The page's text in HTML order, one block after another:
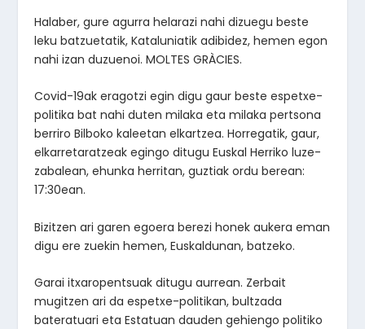
Halaber, gure agurra helarazi nahi dizuegu beste
leku batzuetatik, Kataluniatik adibidez, hemen egon
nahi izan duzuenoi. MOLTES GRÀCIES.
Covid-19ak eragotzi egin digu gaur beste espetxe-
politika bat nahi duten milaka eta milaka pertsona
berriro Bilboko kaleetan elkartzea. Horregatik, gaur,
elkarretaratzeak egingo ditugu Euskal Herriko luze-
zabalean, ehunka herritan, guztiak ordu berean:
17:30ean.
Bizitzen ari garen egoera berezi honek aukera eman
digu ere zuekin hemen, Euskaldunan, batzeko.
Garai itxaropentsuak ditugu aurrean. Zerbait
mugitzen ari da espetxe-politikan, bultzada
bateratuari eta Estatuan dauden gehiengo politiko